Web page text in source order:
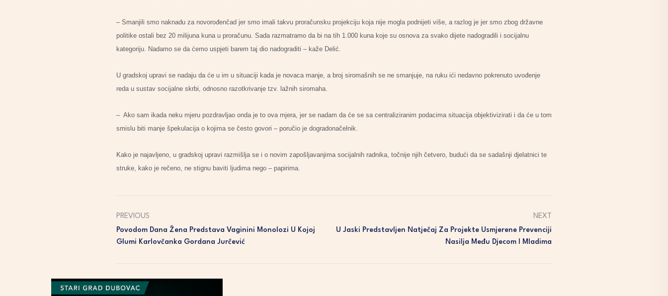
– Smanjili smo naknadu za novorođenčad jer smo imali takvu proračunsku projekciju koja nije mogla podnijeti više, a razlog je jer smo zbog državne
politike ostali bez 20 milijuna kuna u proračunu. Sada razmatramo da bi na tih 1.000 kuna koje su osnova za svako dijete nadogradili i socijalnu
kategoriju. Nadamo se da ćemo uspjeti barem taj dio nadograditi – kaže Delić.
U gradskoj upravi se nadaju da će u im u situaciji kada je novaca manje, a broj siromašnih se ne smanjuje, na ruku ići nedavno pokrenuto uvođenje
reda u sustav socijalne skrbi, odnosno razotkrivanje tzv. lažnih siromaha.
– Ako sam ikada neku mjeru pozdravljao onda je to ova mjera, jer se nadam da će se sa centraliziranim podacima situacija objektivizirati i da će u tom
smislu biti manje špekulacija o kojima se često govori – poručio je dogradonačelnik.
Kako je najavljeno, u gradskoj upravi razmišlja se i o novim zapošljavanjima socijalnih radnika, točnije njih četvero, budući da se sadašnji djelatnici te
struke, kako je rečeno, ne stignu baviti ljudima nego – papirima.
PREVIOUS
Povodom Dana Žena Predstava Vaginini Monolozi U Kojoj
Glumi Karlovčanka Gordana Jurčević
NEXT
U Jaski Predstavljen Natječaj Za Projekte Usmjerene Prevenciji
Nasilja Među Djecom I Mladima